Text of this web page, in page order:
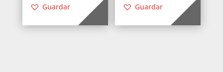
Guardar Guardar